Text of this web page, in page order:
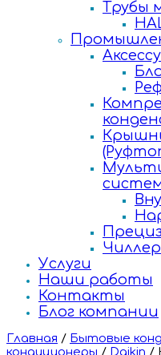
Трубы
Услуги
Наши работы
Контакты
Блог компании
Главная / Бытовые
кондиционеры / Daikin /